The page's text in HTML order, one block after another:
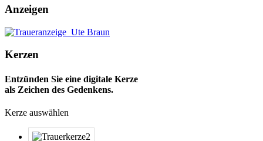
Anzeigen
Kerzen
Entzünden Sie eine digitale Kerze
als Zeichen des Gedenkens.
Kerze auswählen